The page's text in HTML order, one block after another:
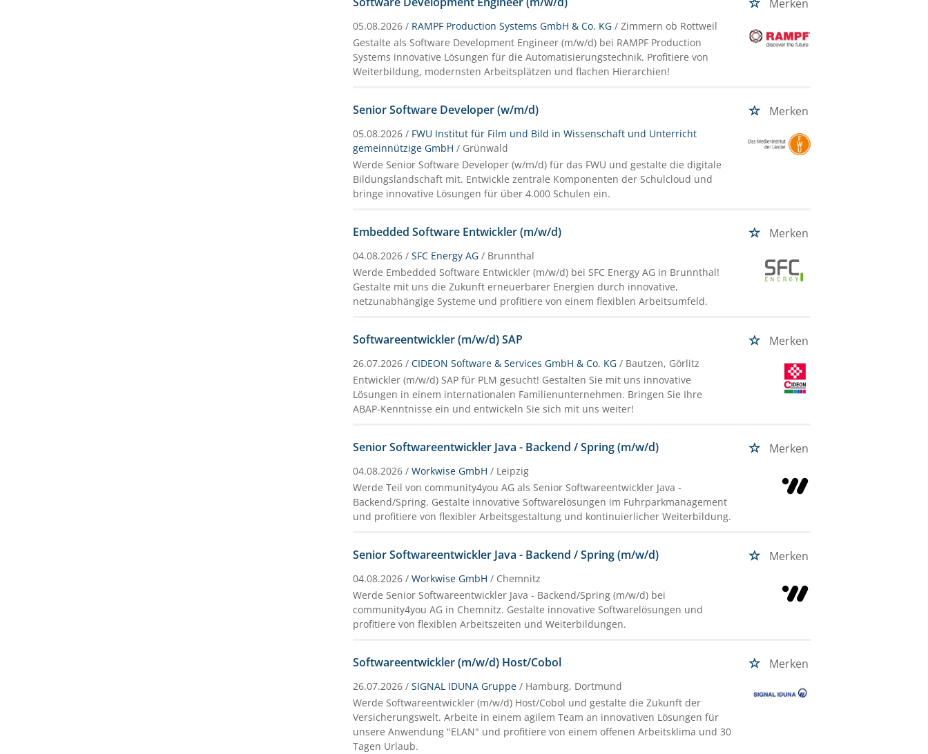
Merken
05.08.2026 / RAMPF Production Systems GmbH & Co. KG / Zimmern ob Rottweil
Gestalte als Software Development Engineer (m/w/d) bei RAMPF Production
Systems innovative Lösungen für die Automatisierungstechnik. Profitiere von
Weiterbildung, modernsten Arbeitsplätzen und flachen Hierarchien!
Senior Software Developer (w/m/d) Merken
05.08.2026 / FWU Institut für Film und Bild in Wissenschaft und Unterricht
gemeinnützige GmbH / Grünwald
Werde Senior Software Developer (w/m/d) für das FWU und gestalte die digitale
Bildungslandschaft mit. Entwickle zentrale Komponenten der Schulcloud und
bringe innovative Lösungen für über 4.000 Schulen ein.
Embedded Software Entwickler (m/w/d) Merken
04.08.2026 /SFC Energy AG / Brunnthal
Werde Embedded Software Entwickler (m/w/d) bei SFC Energy AG in Brunnthal!
Gestalte mit uns die Zukunft erneuerbarer Energien durch innovative,
netzunabhängige Systeme und profitiere von einem flexiblen Arbeitsumfeld.
Softwareentwickler (m/w/d) SAP Merken
26.07.2026 /CIDEON Software & Services GmbH & Co. KG / Bautzen, Görlitz
Entwickler (m/w/d) SAP für PLM gesucht! Gestalten Sie mit uns innovative
Lösungen in einem internationalen Familienunternehmen. Bringen Sie Ihre
ABAP-Kenntnisse ein und entwickeln Sie sich mit uns weiter!
Senior Softwareentwickler Java - Backend / Spring (m/w/d) Merken
04.08.2026 /Workwise GmbH / Leipzig
Werde Teil von community4you AG als Senior Softwareentwickler Java -
Backend/Spring. Gestalte innovative Softwarelösungen im Fuhrparkmanagement
und profitiere von flexibler Arbeitsgestaltung und kontinuierlicher Weiterbildung.
Senior Softwareentwickler Java - Backend / Spring (m/w/d) Merken
04.08.2026 /Workwise GmbH / Chemnitz
Werde Senior Softwareentwickler Java - Backend/Spring (m/w/d) bei
community4you AG in Chemnitz. Gestalte innovative Softwarelösungen und
profitiere von flexiblen Arbeitszeiten und Weiterbildungen.
Softwareentwickler (m/w/d) Host/Cobol Merken
26.07.2026 /SIGNAL IDUNA Gruppe / Hamburg, Dortmund
Werde Softwareentwickler (m/w/d) Host/Cobol und gestalte die Zukunft der
Versicherungswelt. Arbeite in einem agilem Team an innovativen Lösungen für
unsere Anwendung "ELAN" und profitiere von einem offenen Arbeitsklima und 30
Tagen Urlaub.